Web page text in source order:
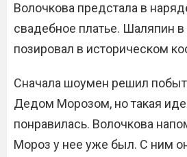
Волочкова предстала в
свадебное платье. Шаляпин в
позировал в историческом
Сначала шоумен решил
Дедом Морозом, но такая
понравилась. Волочкова
Мороз у нее уже был. С ним